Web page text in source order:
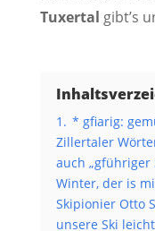
Tuxertal gibt’s
1. * gfiarig:
Zillertaler
auch „gführiger
Winter, der is
Skipionier Otto
unsere Ski